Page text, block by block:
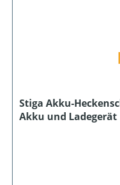
Stiga Akku-
Akku und Ladegerät